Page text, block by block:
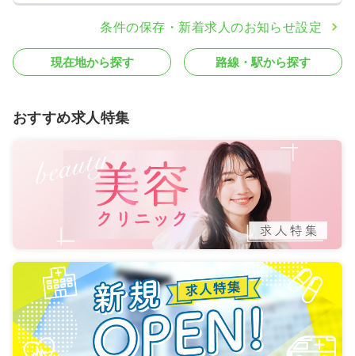
条件の保存・新着求人のお知らせ設定
現在地から探す 路線・駅から探す
おすすめ求人特集